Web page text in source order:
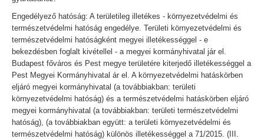
Engedélyező hatóság: A területileg illetékes - környezetvédelmi és
természetvédelmi hatóság engedélye. Területi környezetvédelmi és
természetvédelmi hatóságként megyei illetékességgel - e
bekezdésben foglalt kivétellel - a megyei kormányhivatal jár el.
Budapest főváros és Pest megye területére kiterjedő illetékességgel a
Pest Megyei Kormányhivatal ár el. A környezetvédelmi hatáskörben
eljáró megyei kormányhivatal (a továbbiakban: területi
környezetvédelmi hatóság) és a természetvédelmi hatáskörben eljáró
megyei kormányhivatal (a továbbiakban: területi természetvédelmi
hatóság), (a továbbiakban együtt: a területi környezetvédelmi és
természetvédelmi hatóság) különös illetékességgel a 71/2015. (III.